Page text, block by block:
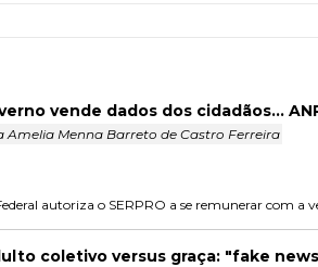
vende dados dos cidadãos...
Amelia Menna Barreto de Castro Ferreira
autoriza o SERPRO a se remunerar com a
coletivo versus graça: "fake